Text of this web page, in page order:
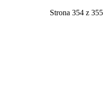
Strona 354 z 355